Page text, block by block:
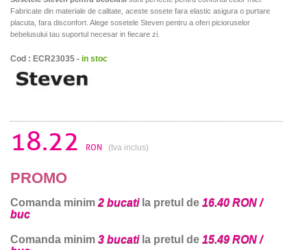
Fabricate din materiale de calitate, aceste sosete fara elastic asigura o purtare
placuta, fara disconfort. Alege sosetele Steven pentru a oferi picioruselor
bebelusului tau suportul necesar in fiecare zi.
Cod : ECR23035 - in stoc
18.22 RON (tva inclus)
PROMO
Comanda minim 2 bucatila pretul de 16.40 RON /
buc
Comanda minim 3 bucatila pretul de 15.49 RON /